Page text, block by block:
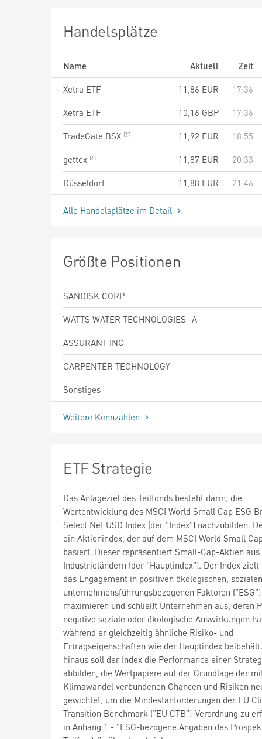
Handelsplätze
Name Aktuell
Zeit
Xetra ETF
11,86 EUR
17:36
Xetra ETF
10,16 GBP
17:36
TradeGate BSX
11,92 EUR
18:55
gettex
11,87 EUR
20:33
Düsseldorf
11,88 EUR 21:46
Alle Handelsplätze im Detail
Größte Positionen
SANDISK CORP
WATTS WATER TECHNOLOGIES -A-
ASSURANT INC
CARPENTER TECHNOLOGY
Sonstiges
Weitere Kennzahlen
ETF Strategie
Das Anlageziel des Teilfonds besteht darin, die
Wertentwicklung des MSCI World Small Cap ESG
Select Net USD Index (der "Index") nachzubilden.
ein Aktienindex, der auf dem MSCI World Small
basiert. Dieser repräsentiert Small-Cap-Aktien aus
Industrieländern (der "Hauptindex"). Der Index zielt
das Engagement in positiven ökologischen,
unternehmensführungsbezogenen Faktoren
maximieren und schließt Unternehmen aus, deren
negative soziale oder ökologische Auswirkungen
während er gleichzeitig ähnliche Risiko- und
Ertragseigenschaften wie der Hauptindex
hinaus soll der Index die Performance einer
abbilden, die Wertpapiere auf der Grundlage der
Klimawandel verbundenen Chancen und Risiken
gewichtet, um die Mindestanforderungen der EU
Transition Benchmark ("EU CTB")-Verordnung zu
in Anhang 1 - "ESG-bezogene Angaben des